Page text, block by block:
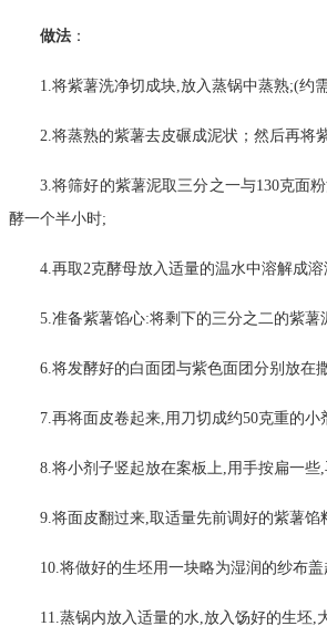
做法 ：
1.将紫薯洗净切成块,放入蒸锅中蒸熟;(约
2.将蒸熟的紫薯去皮碾成泥状；然后再将
3.将筛好的紫薯泥取三分之一与130克面
酵一个半小时;
4.再取2克酵母放入适量的温水中溶解成
5.准备紫薯馅心:将剩下的三分之二的紫
6.将发酵好的白面团与紫色面团分别放在
7.再将面皮卷起来,用刀切成约50克重的小
8.将小剂子竖起放在案板上,用手按扁一
9.将面皮翻过来,取适量先前调好的紫薯
10.将做好的生坯用一块略为湿润的纱布
11.蒸锅内放入适量的水,放入饧好的生坯,